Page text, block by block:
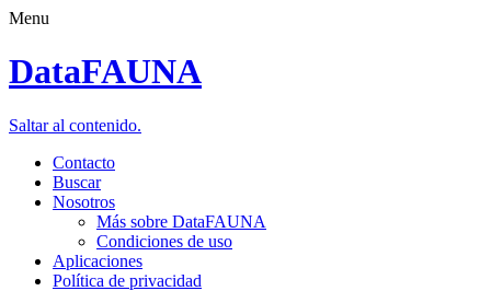
Menu
DataFAUNA
Saltar al contenido.
Contacto
Buscar
Nosotros
Más sobre DataFAUNA
Condiciones de uso
Aplicaciones
Política de privacidad